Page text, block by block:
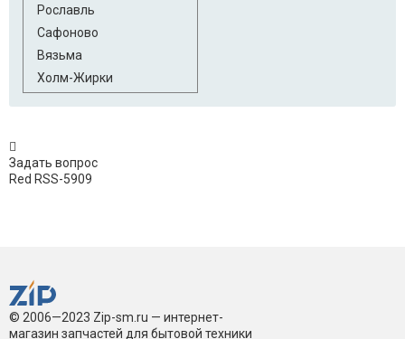
Рославль
Сафоново
Вязьма
Холм-Жирки
Задать вопрос
Red RSS-5909
© 2006—2023 Zip-sm.ru — интернет-
магазин запчастей для бытовой техники